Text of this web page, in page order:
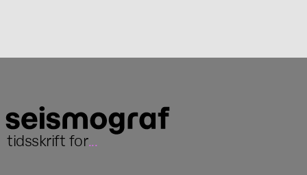
tidsskrift for...